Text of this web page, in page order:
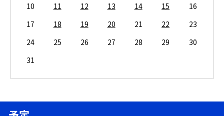
10
11 12 13 14 15
16
17
18 19 20 21 22
23
24
25 26 27 28 29
30
31